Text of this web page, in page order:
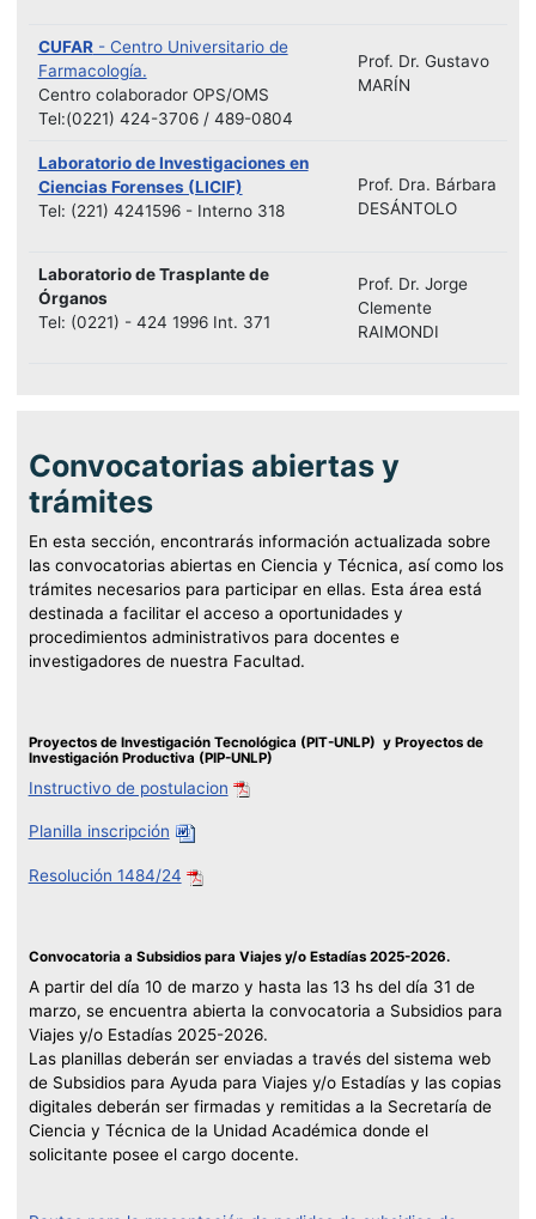
CUFAR- Centro Universitario de
Farmacología.
Centro colaborador OPS/OMS
Tel:(0221) 424-3706 / 489-0804
Prof. Dr. Gustavo
MARÍN
Laboratorio de Investigaciones en
Ciencias Forenses (LICIF)
Tel: (221) 4241596 - Interno 318
Prof. Dra. Bárbara
DESÁNTOLO
Laboratorio de Trasplante de
Órganos
Tel: (0221) - 424 1996 Int. 371
Prof. Dr. Jorge
Clemente
RAIMONDI
Convocatorias abiertas y
trámites
En esta sección, encontrarás información actualizada sobre
las convocatorias abiertas en Ciencia y Técnica, así como los
trámites necesarios para participar en ellas. Esta área está
destinada a facilitar el acceso a oportunidades y
procedimientos administrativos para docentes e
investigadores de nuestra Facultad.
Proyectos de Investigación Tecnológica (PIT-UNLP) y Proyectos de
Investigación Productiva (PIP-UNLP)
Instructivo de postulacion
Planilla inscripción
Resolución 1484/24
Convocatoria a Subsidios para Viajes y/o Estadías 2025-2026.
A partir del día 10 de marzo y hasta las 13 hs del día 31 de
marzo, se encuentra abierta la convocatoria a Subsidios para
Viajes y/o Estadías 2025-2026.
Las planillas deberán ser enviadas a través del sistema web
de Subsidios para Ayuda para Viajes y/o Estadías y las copias
digitales deberán ser firmadas y remitidas a la Secretaría de
Ciencia y Técnica de la Unidad Académica donde el
solicitante posee el cargo docente.